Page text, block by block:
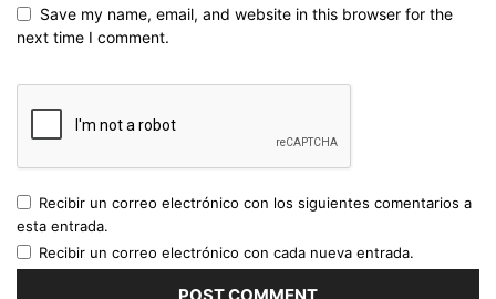
Save my name, email, and website in this browser for the
next time I comment.
Recibir un correo electrónico con los siguientes comentarios a
esta entrada.
Recibir un correo electrónico con cada nueva entrada.